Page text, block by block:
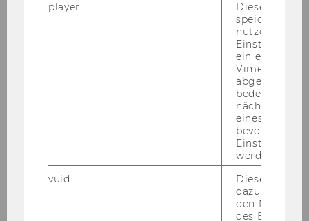
Spannung reduzieren, Lernkapazität
Prä­senz Trai­ning | LC.2.004 | 11:00 - 12:00
player
Dieses Cookie
speichert
ein
Vimeo-Video
abgespielt
bedeutet,
nächsten
eines Vimeo-
bevorzugten
werden.
vuid
Dieser
dazu
den
des